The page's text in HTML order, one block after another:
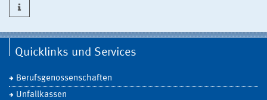
Quicklinks und Services
Berufsgenossenschaften
Unfallkassen